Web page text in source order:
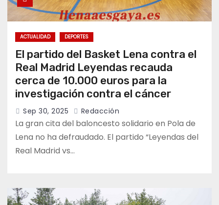
ACTUALIDAD DEPORTES
El partido del Basket Lena contra el
Real Madrid Leyendas recauda
cerca de 10.000 euros para la
investigación contra el cáncer
Sep 30, 2025 Redacción
La gran cita del baloncesto solidario en Pola de
Lena no ha defraudado. El partido “Leyendas del
Real Madrid vs…